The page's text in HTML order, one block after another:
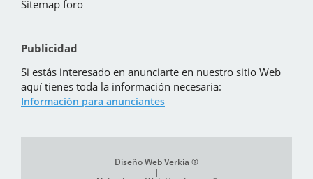
Sitemap foro
Publicidad
Si estás interesado en anunciarte en nuestro sitio Web
aquí tienes toda la información necesaria:
Información para anunciantes
Diseño Web Verkia ®
|